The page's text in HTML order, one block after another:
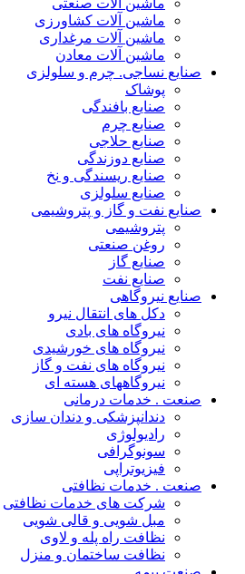
ماشین آلات صنعتی
ماشین آلات کشاورزی
ماشین آلات مرغداری
ماشین آلات معادن
صنایع نساجی. چرم و سلولزی
پوشاک
صنایع بافندگی
صنایع چرم
صنایع حلاجی
صنایع دوزندگی
صنایع ریسندگی و نخ
صنایع سلولزی
صنایع نفت و گاز و پتروشیمی
پتروشیمی
روغن صنعتی
صنایع گاز
صنایع نفت
صنایع نیروگاهی
دکل های انتقال نیرو
نیروگاه های بادی
نیروگاه های خورشیدی
نیروگاه های نفت و گاز
نیروگاههای هسته ای
صنعت . خدمات درمانی
دندانپزشکی و دندان سازی
رادیولوژی
سونوگرافی
فیزیوتراپی
صنعت . خدمات نظافتی
شرکت های خدمات نظافتی
مبل شویی و قالی شویی
نظافت راه پله و لاوی
نظافت ساختمان و منزل